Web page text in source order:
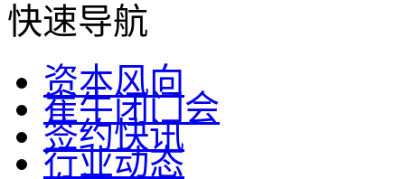
快速导航
资本风向
崔牛闭门会
签约快讯
行业动态